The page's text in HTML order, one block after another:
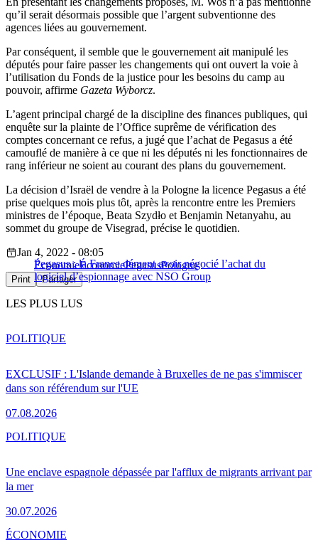
qu’il serait désormais possible que l’argent subventionne des
agences liées au gouvernement.
Par conséquent, il semble que le gouvernement ait manipulé les
députés pour faire passer les changements qui ont ouvert la voie à
l’utilisation du Fonds de la justice pour les besoins du camp au
pouvoir, affirme Gazeta Wyborcz.
L’agent principal chargé de la discipline des finances publiques, qui
enquête sur la plainte de l’Office suprême de vérification des
comptes concernant ce refus, a jugé que l’achat de Pegasus a été
camouflé de manière à ce que ni les députés ni les fonctionnaires de
rang inférieur ne soient au courant des plans du gouvernement.
La décision d’Israël de vendre à la Pologne la licence Pegasus a été
prise quelques mois plus tôt, après la rencontre entre les Premiers
ministres de l’époque, Beata Szydło et Benjamin Netanyahu, au
sommet du groupe de Visegrad, précise le quotidien.
Pegasus : la France dément avoir négocié l’achat du
logiciel d’espionnage avec NSO Group
Jan 4, 2022 - 08:05
ÉconomieÉconomiePegasusPologne
Print Partager
LES PLUS LUS
EXCLUSIF : L'Islande demande à Bruxelles de ne pas s'immiscer
dans son référendum sur l'UE
07.08.2026
POLITIQUE
Une enclave espagnole dépassée par l'afflux de migrants arrivant par
la mer
30.07.2026
POLITIQUE
ÉCONOMIE